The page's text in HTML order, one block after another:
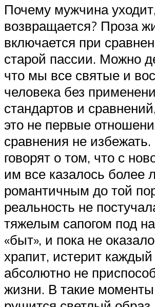
Почему мужчина
возвращается? Проза
включается при
старой пассии. Можно
что мы все святые и
человека без
стандартов и
это не первые
сравнения не
говорят о том, что с
им все казалось более
романтичным до той
реальность не
тяжелым сапогом под
«быт», и пока не
храпит, истерит
абсолютно не
жизни. В такие